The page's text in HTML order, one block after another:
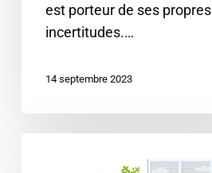
est porteur de ses propres
incertitudes.…
14 septembre 2023